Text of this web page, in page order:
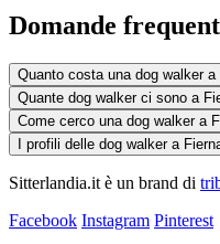
Domande
Quanto costa una dog walker a
Quante dog walker ci sono a
Come cerco una dog walker a
I profili delle dog walker a
Sitterlandia.it è un brand di
Facebook Instagram Pinterest